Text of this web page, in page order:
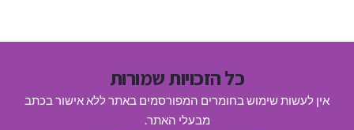
כל הזכויות שמורות
אין לעשות שימוש בחומרים המפורסמים באתר ללא אישור בכתב
מבעלי האתר.